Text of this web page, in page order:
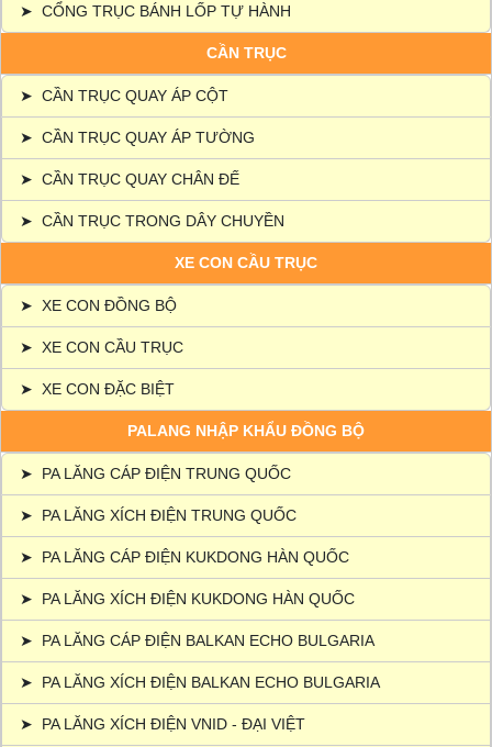
➤ CỔNG TRỤC BÁNH LỐP TỰ HÀNH
CẦN TRỤC
➤ CẦN TRỤC QUAY ÁP CỘT
➤ CẦN TRỤC QUAY ÁP TƯỜNG
➤ CẦN TRỤC QUAY CHÂN ĐẾ
➤ CẦN TRỤC TRONG DÂY CHUYỀN
XE CON CẦU TRỤC
➤ XE CON ĐỒNG BỘ
➤ XE CON CẦU TRỤC
➤ XE CON ĐẶC BIỆT
PALANG NHẬP KHẨU ĐỒNG BỘ
➤ PA LĂNG CÁP ĐIỆN TRUNG QUỐC
➤ PA LĂNG XÍCH ĐIỆN TRUNG QUỐC
➤ PA LĂNG CÁP ĐIỆN KUKDONG HÀN QUỐC
➤ PA LĂNG XÍCH ĐIỆN KUKDONG HÀN QUỐC
➤ PA LĂNG CÁP ĐIỆN BALKAN ECHO BULGARIA
➤ PA LĂNG XÍCH ĐIỆN BALKAN ECHO BULGARIA
➤ PA LĂNG XÍCH ĐIỆN VNID - ĐẠI VIỆT